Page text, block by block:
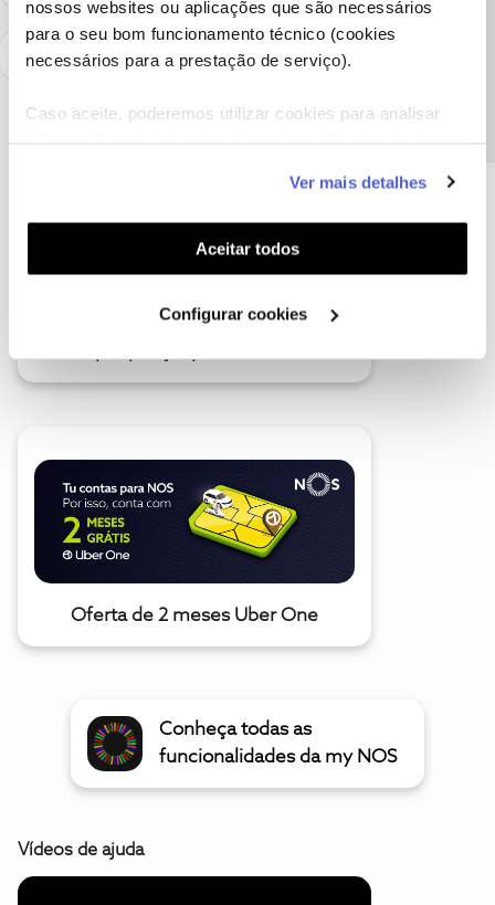
nossos websites ou aplicações que são necessários
para o seu bom funcionamento técnico (cookies
necessários para a prestação de serviço).
Caso aceite, poderemos utilizar cookies para analisar
funcionalidades (cookies de personalização e
funcionalidade) e adaptar anúncios aos seus interesses
(cookies de publicidade personalizada). Pode gerir a
utilização dos cookies clicando em "Configurar
Ver mais detalhes
Aceitar todos
Configurar cookies
Oferta de 2 meses Uber One
Conheça todas as
funcionalidades da my NOS
Vídeos de ajuda